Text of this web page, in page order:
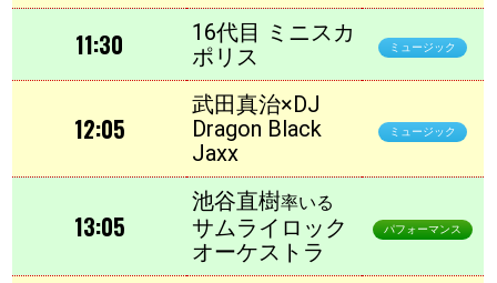
11:30
16代目 ミニスカ
ポリス
ミュージック
12:05
武田真治×DJ
Dragon Black
Jaxx
ミュージック
13:05
池谷直樹率いる
サムライロック
オーケストラ
パフォーマンス